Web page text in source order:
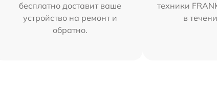
бесплатно доставит ваше
устройство на ремонт и
обратно.
техники
в